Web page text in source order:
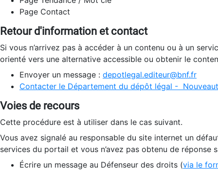
Page Contact
Retour d'information et contact
Si vous n’arrivez pas à accéder à un contenu ou à un
orienté vers une alternative accessible ou obtenir le
Envoyer un message : depotlegal.editeur@bnf.fr
Contacter le Département du dépôt légal -
Voies de recours
Cette procédure est à utiliser dans le cas suivant.
Vous avez signalé au responsable du site internet un
services du portail et vous n’avez pas obtenu de réponse
Écrire un message au Défenseur des droits (via le